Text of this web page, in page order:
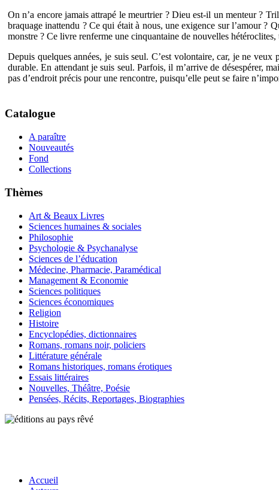
On n’a encore jamais attrapé le meurtrier ? Dieu est-il un menteur ?
braquage inattendu ? Ce qui était à nous, une exigence sur l’amour ?
monstre ? Ce livre renferme une cinquantaine de nouvelles
Depuis quelques années, je suis seul. C’est volontaire, car, je ne
durable. En attendant je suis seul. Parfois, il m’arrive de désespérer,
pas d’endroit précis pour une rencontre, puisqu’elle peut se faire
Catalogue
A paraître
Nouveautés
Fond
Collections
Thèmes
Art & Beaux Livres
Sciences humaines & sociales
Philosophie
Psychologie & Psychanalyse
Sciences de l’éducation
Médecine, Pharmacie, Paramédical
Management & Economie
Sciences politiques
Sciences économiques
Religion
Histoire
Encyclopédies, dictionnaires
Romans, romans noir, policiers
Littérature générale
Romans historiques, romans érotiques
Essais littéraires
Nouvelles, Théâtre, Poésie
Pensées, Récits, Reportages, Biographies
Accueil